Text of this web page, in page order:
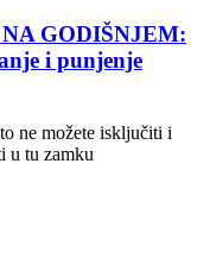
GODIŠNJEM:
i punjenje
ne možete isključiti i
u tu zamku